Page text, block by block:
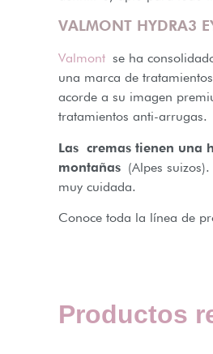
VALMONT HYDRA3
Valmont se ha
una marca de
acorde a su imagen
tratamientos anti-arrugas.
Las cremas tienen una
montañas (Alpes
muy cuidada.
Conoce toda la línea de
Productos